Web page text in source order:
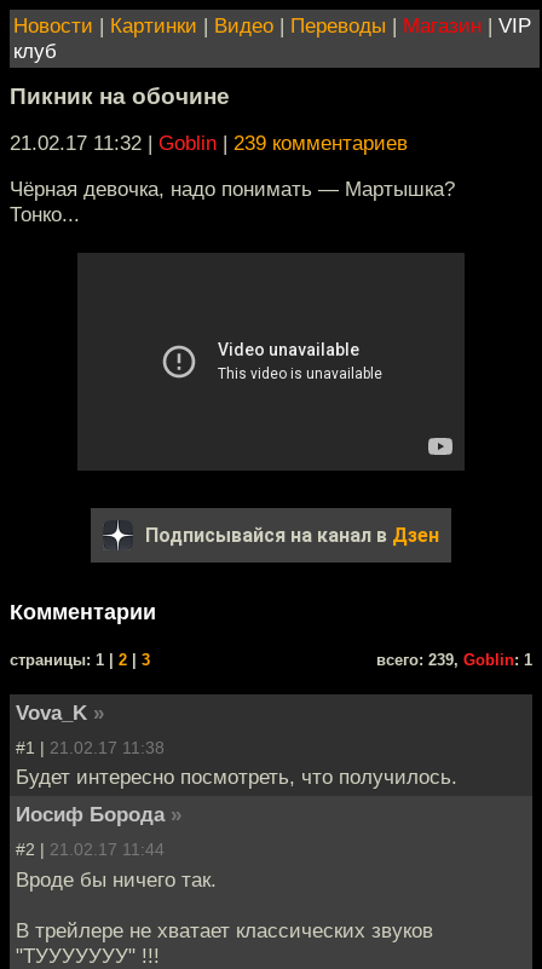
Новости | Картинки | Видео | Переводы | Магазин | VIP
клуб
Пикник на обочине
21.02.17 11:32 | Goblin | 239 комментариев
Чёрная девочка, надо понимать — Мартышка?
Тонко...
Подписывайся на канал в Дзен
Комментарии
cтраницы: 1 | 2 3 всего: 239, Goblin: 1
Vova_K »
#1 | 21.02.17 11:38
Будет интересно посмотреть, что получилось.
Иосиф Борода »
#2 | 21.02.17 11:44
Вроде бы ничего так.
В трейлере не хватает классических звуков
"ТУУУУУУУ" !!!